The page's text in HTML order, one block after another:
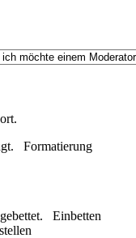
Formatierung
Einbetten